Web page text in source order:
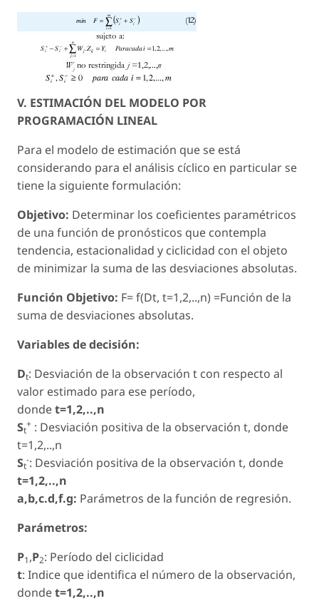
V. ESTIMACIÓN DEL MODELO POR
PROGRAMACIÓN LINEAL
Para el modelo de estimación que se está
considerando para el análisis cíclico en particular se
tiene la siguiente formulación:
Objetivo: Determinar los coeficientes paramétricos
de una función de pronósticos que contempla
tendencia, estacionalidad y ciclicidad con el objeto
de minimizar la suma de las desviaciones absolutas.
Función Objetivo: F= f(Dt, t=1,2,..,n) =Función de la
suma de desviaciones absolutas.
Variables de decisión:
Dt: Desviación de la observación t con respecto al
valor estimado para ese período,
dondet=1,2,..,n
St
+ : Desviación positiva de la observación t, donde
t=1,2,..,n
St
-: Desviación positiva de la observación t, donde
t=1,2,..,n
a,b,c.d,f.g: Parámetros de la función de regresión.
Parámetros:
P1,P2: Período del ciclicidad
t: Indice que identifica el número de la observación,
dondet=1,2,..,n